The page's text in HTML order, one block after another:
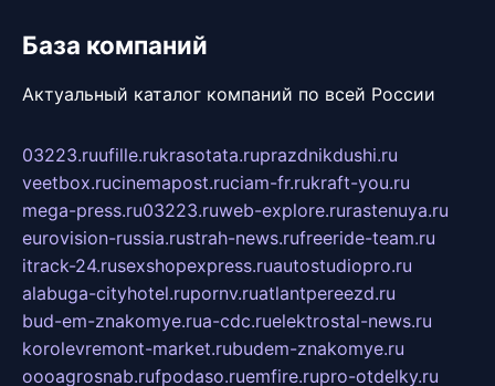
База компаний
Актуальный каталог компаний по всей России
03223.ruufille.rukrasotata.ruprazdnikdushi.ru
veetbox.rucinemapost.ruciam-fr.rukraft-you.ru
mega-press.ru03223.ruweb-explore.rurastenuya.ru
eurovision-russia.rustrah-news.rufreeride-team.ru
itrack-24.rusexshopexpress.ruautostudiopro.ru
alabuga-cityhotel.rupornv.ruatlantpereezd.ru
bud-em-znakomye.rua-cdc.ruelektrostal-news.ru
korolevremont-market.rubudem-znakomye.ru
oooagrosnab.rufpodaso.ruemfire.rupro-otdelky.ru